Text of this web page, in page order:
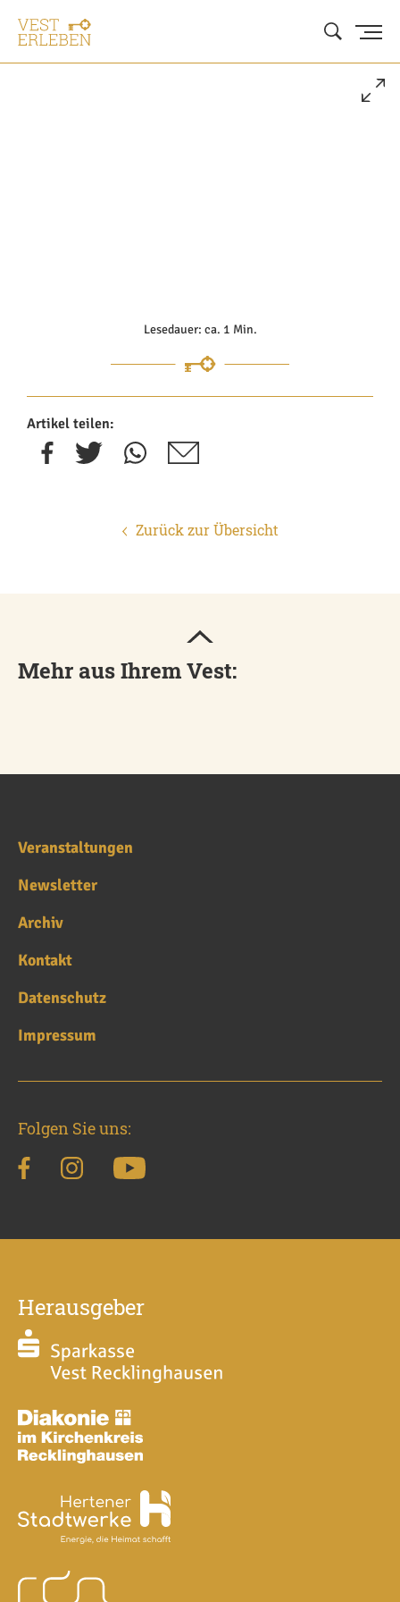
Lesedauer: ca. 1 Min.
Artikel teilen:
Zurück zur Übersicht
Mehr aus Ihrem Vest:
Veranstaltungen
Newsletter
Archiv
Kontakt
Datenschutz
Impressum
Folgen Sie uns:
Herausgeber